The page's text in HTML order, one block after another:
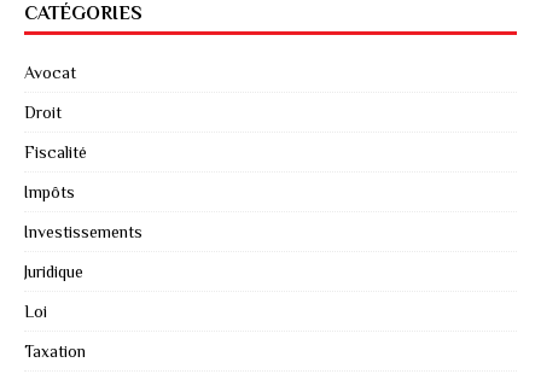
CATÉGORIES
Avocat
Droit
Fiscalité
Impôts
Investissements
Juridique
Loi
Taxation